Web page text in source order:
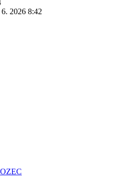
6. 2026 8:42